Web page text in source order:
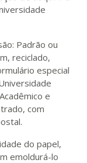
Padrão ou
reciclado,
especial
e
com
do papel,
emoldurá-lo